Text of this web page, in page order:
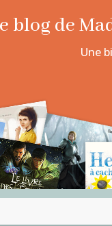
blog de
Une